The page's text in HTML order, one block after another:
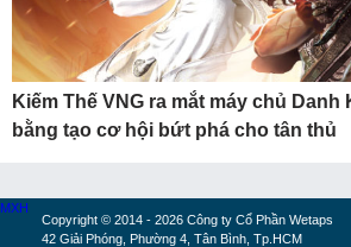
Kiếm Thế VNG ra mắt máy chủ Danh
bằng tạo cơ hội bứt phá cho tân thủ
Copyright © 2014 - 2026 Công ty Cổ Phần Wetaps
42 Giải Phóng, Phường 4, Tân Bình, Tp.HCM
MXH